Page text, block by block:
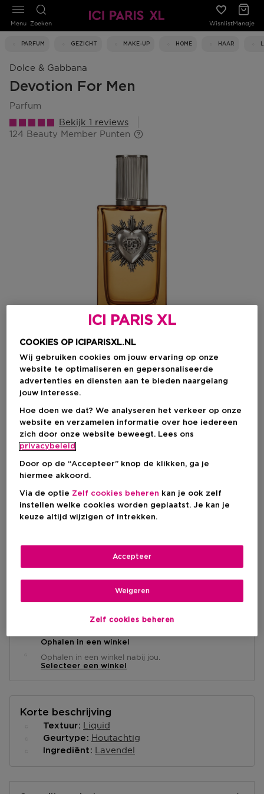
Zoeken WishlistMandje
PARFUM GEZICHT MAKE-UP HOME HAAR
Menu
Dolce & Gabbana
Devotion For Men
parfum
Bekijk 1 reviews
124 Beauty Member Punten
Kies je formaat
100 ML Op voorraad
50 ML
Kortingsprijs
€ 91,20
Productprijs
€ 114,00
Kortingsprijs
€ 124,00
Kortingsprijs
€ 124,00
Productprijs
€ 155,00
IN WINKELMANDJE
Ophalen in een winkel
Ophalen in een winkel nabij jou.
Selecteer een winkel
Korte beschrijving
Textuur Liquid
Geurtype Houtachtig
Ingrediënt Lavendel
ICI PARIS XL
COOKIES OP ICIPARISXL.NL
Wij gebruiken cookies om jouw ervaring op onze
website te optimaliseren en gepersonaliseerde
advertenties en diensten aan te bieden naargelang
jouw interesse.
Hoe doen we dat? We analyseren het verkeer op onze
website en verzamelen informatie over hoe iedereen
zich door onze website beweegt. Lees ons
privacybeleid
Door op de “Accepteer” knop de klikken, ga je
hiermee akkoord.
Via de optie Zelf cookies beheren kan je ook zelf
instellen welke cookies worden geplaatst. Je kan je
keuze altijd wijzigen of intrekken.
Zelf cookies beheren
Weigeren
Accepteer